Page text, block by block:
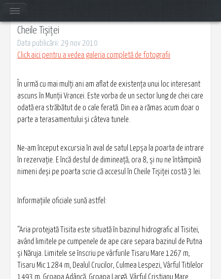
Cheile Tișiței
Data publicării: 29 nov 2010
Click aici pentru a vedea galeria completă de fotografii
În urmă cu mai mulţi ani am aflat de existenţa unui loc interesant
ascuns în Munţii Vrancei. Este vorba de un sector lung de chei care
odată era străbătut de o cale ferată. Din ea a rămas acum doar o
parte a terasamentului şi câteva tunele.
Ne-am început excursia în aval de satul Lepșa la poarta de intrare
în rezervaţie. E încă destul de dimineaţă, ora 8, şi nu ne întâmpină
nimeni deşi pe poarta scrie că accesul în Cheile Tișiței costă 3 lei.
Informaţiile oficiale sună astfel:
“Aria protejată Tisita este situată în bazinul hidrografic al Tisitei,
având limitele pe cumpenele de ape care separa bazinul de Putna
şi Năruja. Limitele se înscriu pe vârfurile Tisaru Mare 1267 m,
Tisaru Mic 1284 m, Dealul Crucilor, Culmea Lespezi, Vârful Titilelor
1493 m, Groapa Adâncă, Groapa Largă, Vârful Cristianu Mare